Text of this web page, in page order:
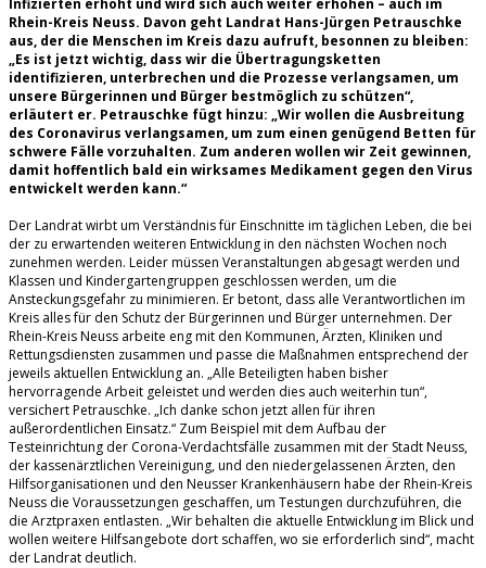
Rhein-Kreis Neuss. Davon geht Landrat Hans-Jürgen Petrauschke
aus, der die Menschen im Kreis dazu aufruft, besonnen zu bleiben:
„Es ist jetzt wichtig, dass wir die Übertragungsketten
identifizieren, unterbrechen und die Prozesse verlangsamen, um
unsere Bürgerinnen und Bürger bestmöglich zu schützen“,
erläutert er. Petrauschke fügt hinzu: „Wir wollen die Ausbreitung
des Coronavirus verlangsamen, um zum einen genügend Betten für
schwere Fälle vorzuhalten. Zum anderen wollen wir Zeit gewinnen,
damit hoffentlich bald ein wirksames Medikament gegen den Virus
entwickelt werden kann.“
Der Landrat wirbt um Verständnis für Einschnitte im täglichen Leben, die bei
der zu erwartenden weiteren Entwicklung in den nächsten Wochen noch
zunehmen werden. Leider müssen Veranstaltungen abgesagt werden und
Klassen und Kindergartengruppen geschlossen werden, um die
Ansteckungsgefahr zu minimieren. Er betont, dass alle Verantwortlichen im
Kreis alles für den Schutz der Bürgerinnen und Bürger unternehmen. Der
Rhein-Kreis Neuss arbeite eng mit den Kommunen, Ärzten, Kliniken und
Rettungsdiensten zusammen und passe die Maßnahmen entsprechend der
jeweils aktuellen Entwicklung an. „Alle Beteiligten haben bisher
hervorragende Arbeit geleistet und werden dies auch weiterhin tun“,
versichert Petrauschke. „Ich danke schon jetzt allen für ihren
außerordentlichen Einsatz.“ Zum Beispiel mit dem Aufbau der
Testeinrichtung der Corona-Verdachtsfälle zusammen mit der Stadt Neuss,
der kassenärztlichen Vereinigung, und den niedergelassenen Ärzten, den
Hilfsorganisationen und den Neusser Krankenhäusern habe der Rhein-Kreis
Neuss die Voraussetzungen geschaffen, um Testungen durchzuführen, die
die Arztpraxen entlasten. „Wir behalten die aktuelle Entwicklung im Blick und
wollen weitere Hilfsangebote dort schaffen, wo sie erforderlich sind“, macht
der Landrat deutlich.